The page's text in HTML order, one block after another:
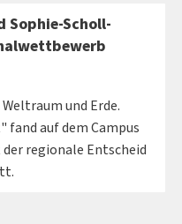
Sophie-Scholl-
und Erde.
auf dem Campus
regionale Entscheid